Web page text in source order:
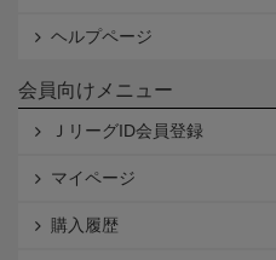
ヘルプページ
会員向けメニュー
ＪリーグID会員登録
マイページ
購入履歴